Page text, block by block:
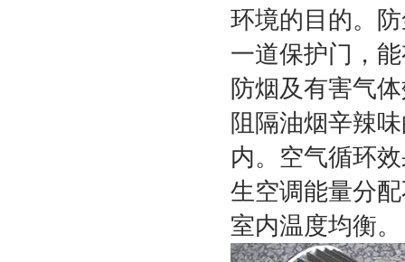
环境的目的。
一道保护门，
防烟及有害气
阻隔油烟辛辣
内。空气循环
生空调能量分
室内温度均衡。